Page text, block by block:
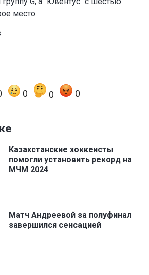
место.
0 0 0
Казахстанские хоккеисты
помогли установить рекорд на
МЧМ 2024
Матч Андреевой за полуфинал
завершился сенсацией